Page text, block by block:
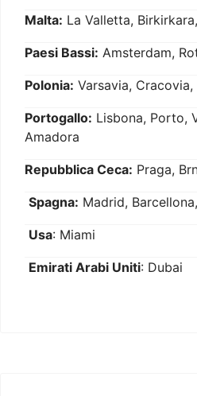
Malta: La Valletta,
Paesi Bassi: Amsterdam,
Polonia: Varsavia,
Portogallo: Lisbona, Porto,
Amadora
Repubblica Ceca: Praga,
Spagna: Madrid,
Usa: Miami
Emirati Arabi Uniti: Dubai